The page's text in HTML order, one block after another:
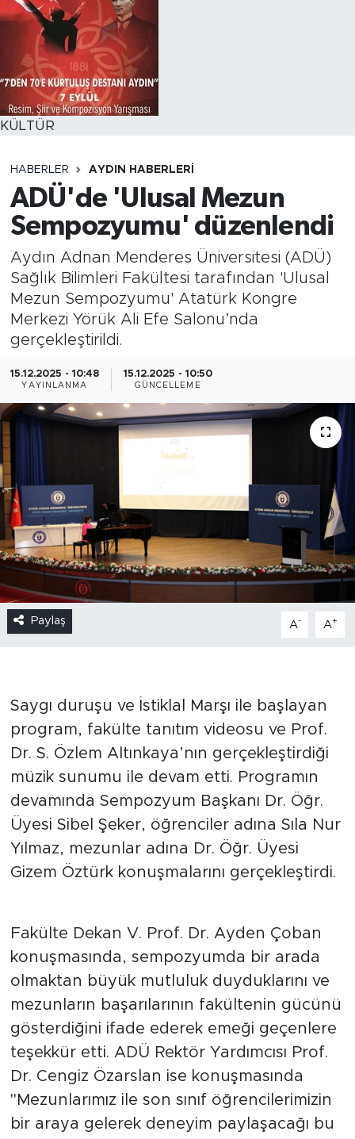
KÜLTÜR
HABERLER AYDIN HABERLERI
ADÜ'de 'Ulusal Mezun
Sempozyumu' düzenlendi
Aydın Adnan Menderes Üniversitesi (ADÜ)
Sağlık Bilimleri Fakültesi tarafından 'Ulusal
Mezun Sempozyumu' Atatürk Kongre
Merkezi Yörük Ali Efe Salonu’nda
gerçekleştirildi.
15.12.2025 - 10:48
YAYINLANMA
15.12.2025 - 10:50
GÜNCELLEME
Paylaş A- A+
Saygı duruşu ve İstiklal Marşı ile başlayan
program, fakülte tanıtım videosu ve Prof.
Dr. S. Özlem Altınkaya’nın gerçekleştirdiği
müzik sunumu ile devam etti. Programın
devamında Sempozyum Başkanı Dr. Öğr.
Üyesi Sibel Şeker, öğrenciler adına Sıla Nur
Yılmaz, mezunlar adına Dr. Öğr. Üyesi
Gizem Öztürk konuşmalarını gerçekleştirdi.
Fakülte Dekan V. Prof. Dr. Ayden Çoban
konuşmasında, sempozyumda bir arada
olmaktan büyük mutluluk duyduklarını ve
mezunların başarılarının fakültenin gücünü
gösterdiğini ifade ederek emeği geçenlere
teşekkür etti. ADÜ Rektör Yardımcısı Prof.
Dr. Cengiz Özarslan ise konuşmasında
"Mezunlarımız ile son sınıf öğrencilerimizin
bir araya gelerek deneyim paylaşacağı bu